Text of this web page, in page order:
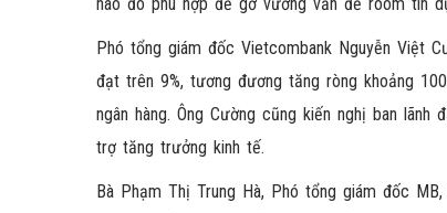
nào đó phù hợp để gỡ vướng vấn đề room tín
Phó tổng giám đốc Vietcombank Nguyễn Việt
đạt trên 9%, tương đương tăng ròng khoảng
ngân hàng. Ông Cường cũng kiến nghị ban
trợ tăng trưởng kinh tế.
Bà Phạm Thị Trung Hà, Phó tổng giám đốc